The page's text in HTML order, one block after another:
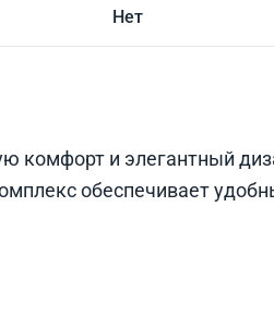
Нет
комфорт и элегантный
обеспечивает